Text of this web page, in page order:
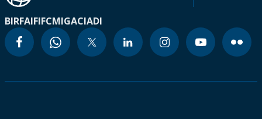
BIRFAIFIFCMIGACIADI